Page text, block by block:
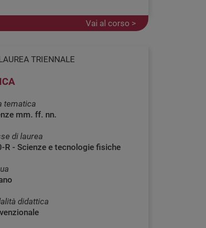
Vai al corso >
TRIENNALE
tematica
mm. ff. nn.
di laurea
R - Scienze e tecnologie fisiche
didattica